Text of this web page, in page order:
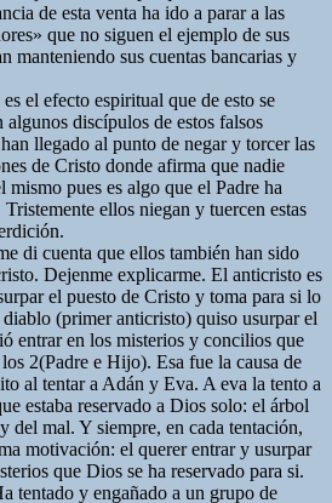
de esta venta ha ido a parar a las
que no siguen el ejemplo de sus
manteniendo sus cuentas bancarias y
el efecto espiritual que de esto se
discípulos de estos falsos
llegado al punto de negar y torcer las
de Cristo donde afirma que nadie
mismo pues es algo que el Padre ha
ellos niegan y tuercen estas
di cuenta que ellos también han sido
Dejenme explicarme. El anticristo es
el puesto de Cristo y toma para si lo
(primer anticristo) quiso usurpar el
entrar en los misterios y concilios que
2(Padre e Hijo). Esa fue la causa de
al tentar a Adán y Eva. A eva la tento a
estaba reservado a Dios solo: el árbol
del mal. Y siempre, en cada tentación,
motivación: el querer entrar y usurpar
que Dios se ha reservado para si.
tentado y engañado a un grupo de